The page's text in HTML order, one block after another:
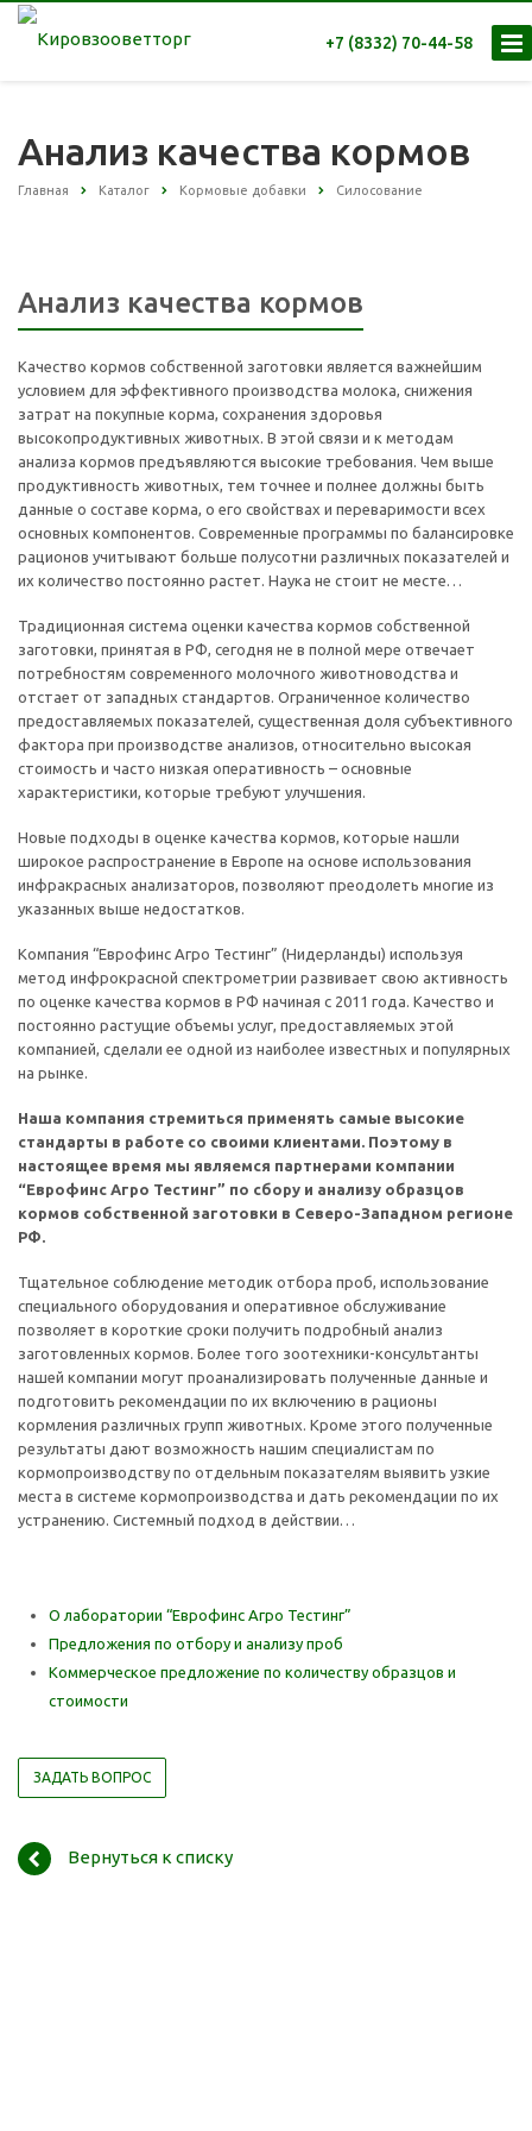
+7 (8332) 70-44-58
Анализ качества кормов
Главная Каталог Кормовые добавки Силосование
Анализ качества кормов
Качество кормов собственной заготовки является важнейшим
условием для эффективного производства молока, снижения
затрат на покупные корма, сохранения здоровья
высокопродуктивных животных. В этой связи и к методам
анализа кормов предъявляются высокие требования. Чем выше
продуктивность животных, тем точнее и полнее должны быть
данные о составе корма, о его свойствах и переваримости всех
основных компонентов. Современные программы по балансировке
рационов учитывают больше полусотни различных показателей и
их количество постоянно растет. Наука не стоит не месте…
Традиционная система оценки качества кормов собственной
заготовки, принятая в РФ, сегодня не в полной мере отвечает
потребностям современного молочного животноводства и
отстает от западных стандартов. Ограниченное количество
предоставляемых показателей, существенная доля субъективного
фактора при производстве анализов, относительно высокая
стоимость и часто низкая оперативность – основные
характеристики, которые требуют улучшения.
Новые подходы в оценке качества кормов, которые нашли
широкое распространение в Европе на основе использования
инфракрасных анализаторов, позволяют преодолеть многие из
указанных выше недостатков.
Компания “Еврофинс Агро Тестинг” (Нидерланды) используя
метод инфрокрасной спектрометрии развивает свою активность
по оценке качества кормов в РФ начиная с 2011 года. Качество и
постоянно растущие объемы услуг, предоставляемых этой
компанией, сделали ее одной из наиболее известных и популярных
на рынке.
Наша компания стремиться применять самые высокие
стандарты в работе со своими клиентами. Поэтому в
настоящее время мы являемся партнерами компании
“Еврофинс Агро Тестинг” по сбору и анализу образцов
кормов собственной заготовки в Северо-Западном регионе
РФ.
Тщательное соблюдение методик отбора проб, использование
специального оборудования и оперативное обслуживание
позволяет в короткие сроки получить подробный анализ
заготовленных кормов. Более того зоотехники-консультанты
нашей компании могут проанализировать полученные данные и
подготовить рекомендации по их включению в рационы
кормления различных групп животных. Кроме этого полученные
результаты дают возможность нашим специалистам по
кормопроизводству по отдельным показателям выявить узкие
места в системе кормопроизводства и дать рекомендации по их
устранению. Системный подход в действии…
О лаборатории “Еврофинс Агро Тестинг”
Предложения по отбору и анализу проб
Коммерческое предложение по количеству образцов и
стоимости
ЗАДАТЬ ВОПРОС
Вернуться к списку